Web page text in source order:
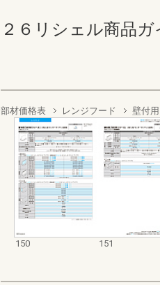
２６リシェル商品
部材価格表 レンジフード 壁付
150 151